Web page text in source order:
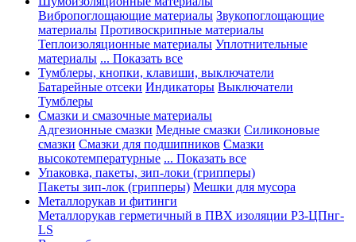
Вибропоглощающие материалы Звукопоглощающие
материалы Противоскрипные материалы
Теплоизоляционные материалы Уплотнительные
материалы ... Показать все
Тумблеры, кнопки, клавиши, выключатели
Батарейные отсеки Индикаторы Выключатели
Тумблеры
Смазки и смазочные материалы
Адгезионные смазки Медные смазки Силиконовые
смазки Смазки для подшипников Смазки
высокотемпературные ... Показать все
Упаковка, пакеты, зип-локи (грипперы)
Пакеты зип-лок (грипперы) Мешки для мусора
Металлорукав и фитинги
Металлорукав герметичный в ПВХ изоляции Р3-ЦПнг-
LS